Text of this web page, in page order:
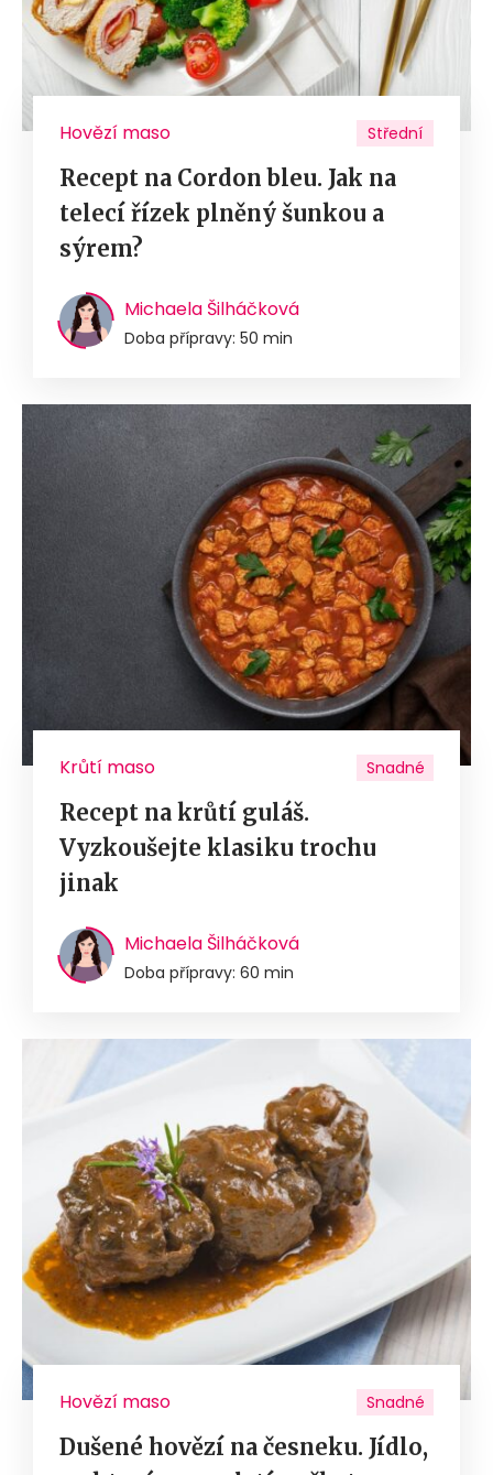
Hovězí maso Střední
Recept na Cordon bleu. Jak na
telecí řízek plněný šunkou a
sýrem?
Michaela Šilháčková
Doba přípravy: 50 min
Krůtí maso Snadné
Recept na krůtí guláš.
Vyzkoušejte klasiku trochu
jinak
Michaela Šilháčková
Doba přípravy: 60 min
Hovězí maso Snadné
Dušené hovězí na česneku. Jídlo,